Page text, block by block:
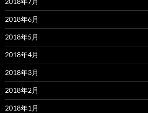
2018年6月
2018年5月
2018年4月
2018年3月
2018年2月
2018年1月